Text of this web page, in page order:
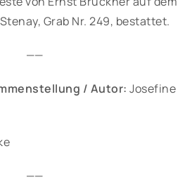
Grab Nr. 249, bestattet.
——
/ Autor: Josefine
——